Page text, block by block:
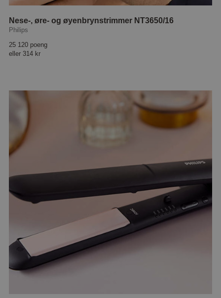
Nese-, øre- og øyenbrynstrimmer NT3650/16
Philips
25 120 poeng
eller 314 kr